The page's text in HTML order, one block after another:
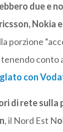
due e
Nokia
porzione
conto
con
di rete sulla
, il Nord Est N